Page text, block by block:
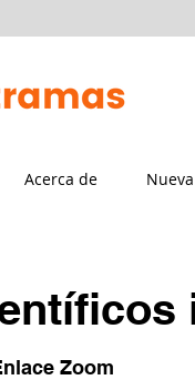
Acerca de
Zoom